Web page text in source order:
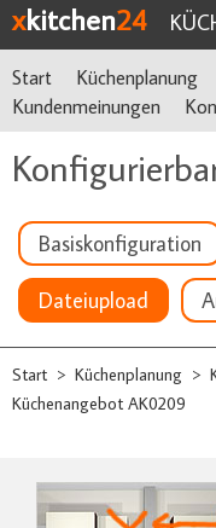
xkitchen24
Start Küchenplanung
Kundenmeinungen
Basiskonfiguration
Dateiupload
Start > Küchenplanung >
Küchenangebot AK0209